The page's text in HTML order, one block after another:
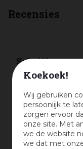
Koekoek!
Wij gebruiken
persoonlijk te
zorgen ervoor
onze site. Met
we de website
we dat met
Recensies
Schrijf een
Deel jouw
maandelijks kans
Beoordeling:*